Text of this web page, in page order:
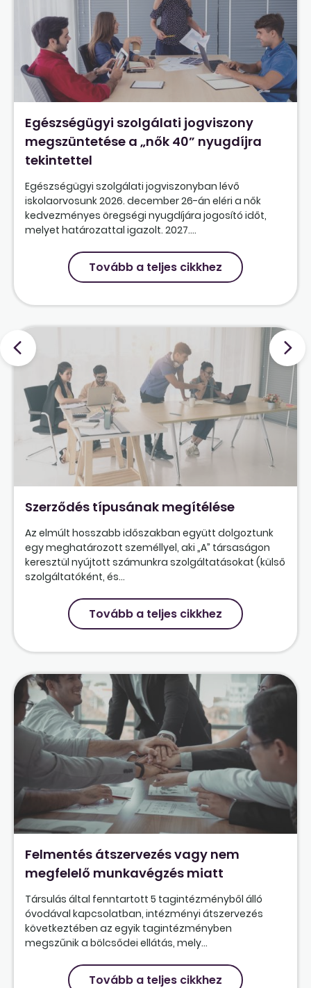
Egészségügyi szolgálati jogviszony
megszüntetése a „nők 40” nyugdíjra
tekintettel
Egészségügyi szolgálati jogviszonyban lévő
iskolaorvosunk 2026. december 26-án eléri a nők
kedvezményes öregségi nyugdíjára jogosító időt,
melyet határozattal igazolt. 2027....
Tovább a teljes cikkhez
Szerződés típusának megítélése
Az elmúlt hosszabb időszakban együtt dolgoztunk
egy meghatározott személlyel, aki „A” társaságon
keresztül nyújtott számunkra szolgáltatásokat (külső
szolgáltatóként, és...
Tovább a teljes cikkhez
Felmentés átszervezés vagy nem
megfelelő munkavégzés miatt
Társulás által fenntartott 5 tagintézményből álló
óvodával kapcsolatban, intézményi átszervezés
következtében az egyik tagintézményben
megszűnik a bölcsődei ellátás, mely...
Tovább a teljes cikkhez